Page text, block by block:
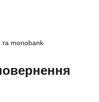
monobank